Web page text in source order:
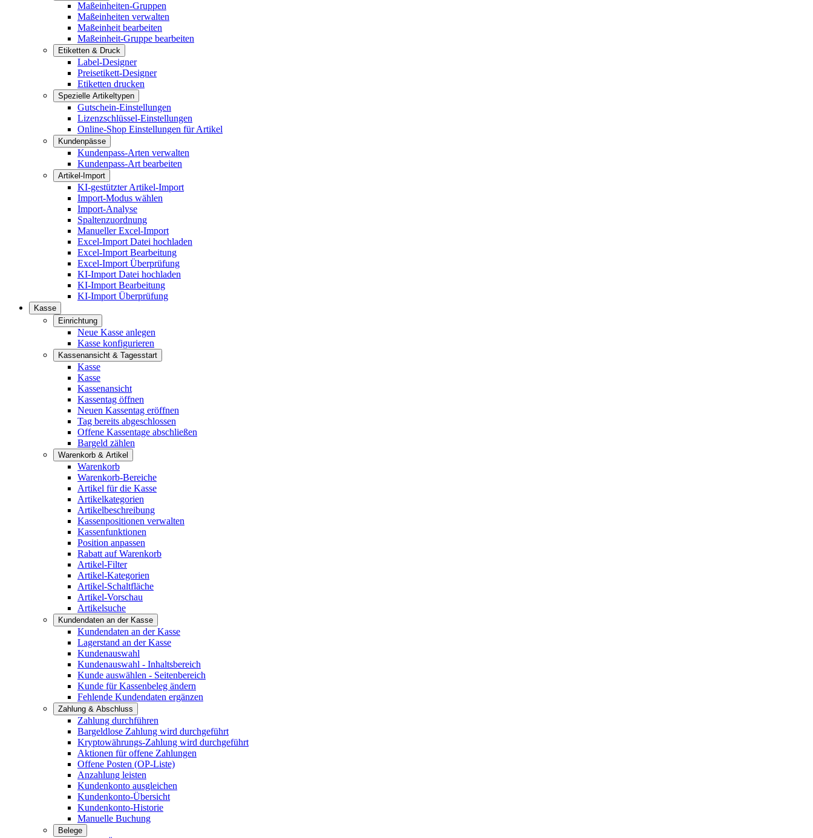
Maßeinheiten-Gruppen
Maßeinheiten verwalten
Maßeinheit bearbeiten
Maßeinheit-Gruppe bearbeiten
Etiketten & Druck
Label-Designer
Preisetikett-Designer
Etiketten drucken
Spezielle Artikeltypen
Gutschein-Einstellungen
Lizenzschlüssel-Einstellungen
Online-Shop Einstellungen für Artikel
Kundenpässe
Kundenpass-Arten verwalten
Kundenpass-Art bearbeiten
Artikel-Import
KI-gestützter Artikel-Import
Import-Modus wählen
Import-Analyse
Spaltenzuordnung
Manueller Excel-Import
Excel-Import Datei hochladen
Excel-Import Bearbeitung
Excel-Import Überprüfung
KI-Import Datei hochladen
KI-Import Bearbeitung
KI-Import Überprüfung
Kasse
Einrichtung
Neue Kasse anlegen
Kasse konfigurieren
Kassenansicht & Tagesstart
Kasse
Kasse
Kassenansicht
Kassentag öffnen
Neuen Kassentag eröffnen
Tag bereits abgeschlossen
Offene Kassentage abschließen
Bargeld zählen
Warenkorb & Artikel
Warenkorb
Warenkorb-Bereiche
Artikel für die Kasse
Artikelkategorien
Artikelbeschreibung
Kassenpositionen verwalten
Kassenfunktionen
Position anpassen
Rabatt auf Warenkorb
Artikel-Filter
Artikel-Kategorien
Artikel-Schaltfläche
Artikel-Vorschau
Artikelsuche
Kundendaten an der Kasse
Kundendaten an der Kasse
Lagerstand an der Kasse
Kundenauswahl
Kundenauswahl - Inhaltsbereich
Kunde auswählen - Seitenbereich
Kunde für Kassenbeleg ändern
Fehlende Kundendaten ergänzen
Zahlung & Abschluss
Zahlung durchführen
Bargeldlose Zahlung wird durchgeführt
Kryptowährungs-Zahlung wird durchgeführt
Aktionen für offene Zahlungen
Offene Posten (OP-Liste)
Anzahlung leisten
Kundenkonto ausgleichen
Kundenkonto-Übersicht
Kundenkonto-Historie
Manuelle Buchung
Belege